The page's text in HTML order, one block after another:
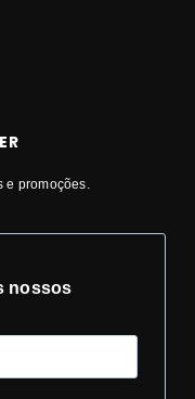
promoções.
nossos